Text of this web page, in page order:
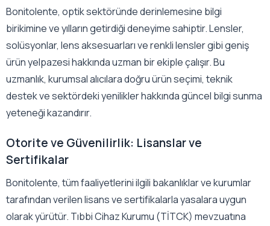
Bonitolente, optik sektöründe derinlemesine bilgi
birikimine ve yılların getirdiği deneyime sahiptir. Lensler,
solüsyonlar, lens aksesuarları ve renkli lensler gibi geniş
ürün yelpazesi hakkında uzman bir ekiple çalışır. Bu
uzmanlık, kurumsal alıcılara doğru ürün seçimi, teknik
destek ve sektördeki yenilikler hakkında güncel bilgi sunma
yeteneği kazandırır.
Otorite ve Güvenilirlik: Lisanslar ve
Sertifikalar
Bonitolente, tüm faaliyetlerini ilgili bakanlıklar ve kurumlar
tarafından verilen lisans ve sertifikalarla yasalara uygun
olarak yürütür. Tıbbi Cihaz Kurumu (TİTCK) mevzuatına